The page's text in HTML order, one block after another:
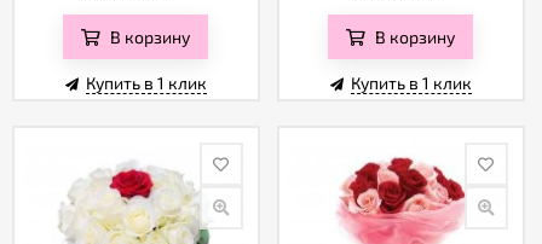
В корзину
Купить в 1 клик
В корзину
Купить в 1 клик